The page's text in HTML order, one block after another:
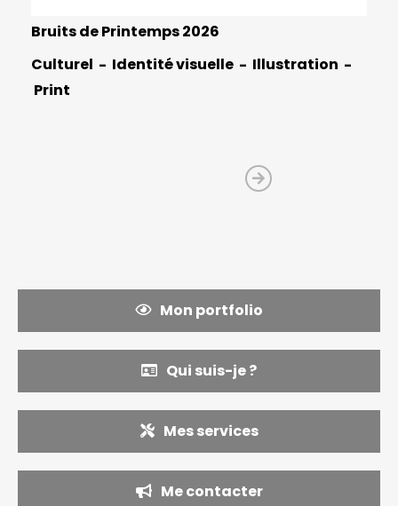
Bruits de Printemps 2026
Culturel
Identité visuelle
Illustration
Print
Mon portfolio
Qui suis-je ?
Mes services
Me contacter